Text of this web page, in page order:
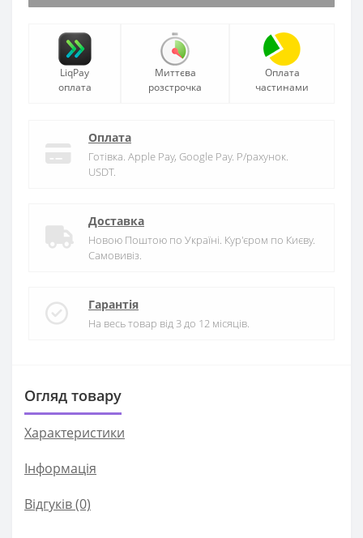
LiqPay
оплата
Миттєва
розстрочка
Оплата
частинами
Оплата
Готівка. Apple Pay, Google Pay. Р/рахунок.
USDT.
Доставка
Новою Поштою по Україні. Кур'єром по Києву.
Самовивіз.
Гарантія
На весь товар від 3 до 12 місяців.
Огляд товару
Характеристики
Iнформація
Відгуків (0)